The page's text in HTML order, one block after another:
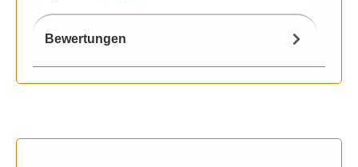
Bewertungen